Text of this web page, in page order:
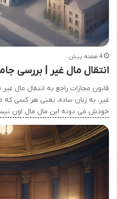
4 هفته پیش
انتقال مال غیر | بررسی
قانون مجازات راجع به انتقال مال
غیر، به زبان ساده، یعنی هر کسی که
خودش می دونه این مال مال اون